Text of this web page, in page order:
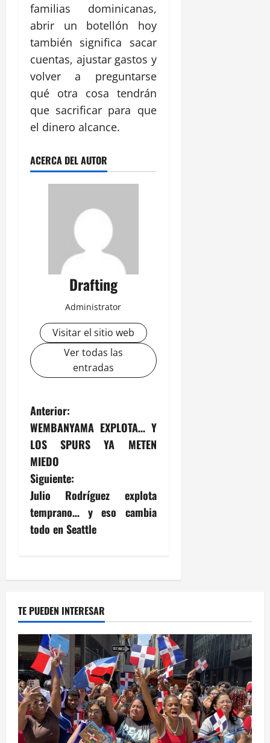
familias dominicanas,
abrir un botellón hoy
también significa sacar
cuentas, ajustar gastos y
volver a preguntarse
qué otra cosa tendrán
que sacrificar para que
el dinero alcance.
ACERCA DEL AUTOR
Drafting
Administrator
Visitar el sitio web
Ver todas las
entradas
N
a
v
e
g
a
ó
n
d
e
e
Anterior:
WEMBANYAMA EXPLOTA… Y
LOS SPURS YA METEN
MIEDO
Siguiente:
Julio Rodríguez explota
temprano… y eso cambia
todo en Seattle
TE PUEDEN INTERESAR